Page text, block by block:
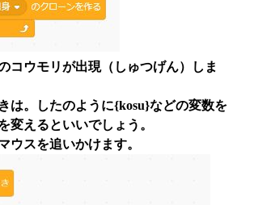
コウモリが出現（しゅつげん）しま
は。したのように{kosu}などの変数を
変えるといいでしょう。
ウスを追いかけます。